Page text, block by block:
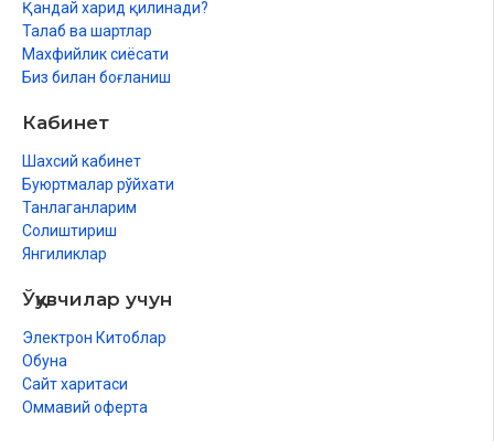
Қуръони Карим ҳаж ҳақида
Ҳаж мавзусига доир қирқ ҳадис
Ҳажнинг одоблари
Ҳажнинг нозик сирлари
Ҳажгa тaйёpгapлик
Ҳаж сафарига чиқувчига тавсиялар
Уйдан чиқиш
Яқинларидан рухсат олиш
Қандай харид қилинади?
Талаб ва шартлар
Махфийлик сиёсати
Биз билан боғланиш
Кабинет
Шахсий кабинет
Буюртмалар рўйхати
Танлаганларим
Солиштириш
Янгиликлар
Ўқувчилар учун
Электрон Китоблар
Обуна
Сайт харитаси
Оммавий оферта